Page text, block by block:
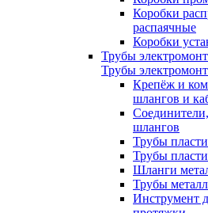
Коробки
распаячные
Коробки
Трубы
Трубы
Крепёж и
шлангов и
шлангов
Трубы
Трубы
Шланги
Трубы
Инструмент